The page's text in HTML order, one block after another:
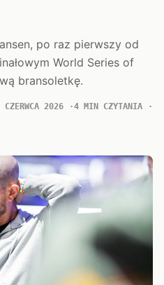
po raz pierwszy od
World Series of
bransoletkę.
CZERWCA 2026
4 MIN CZYTANIA